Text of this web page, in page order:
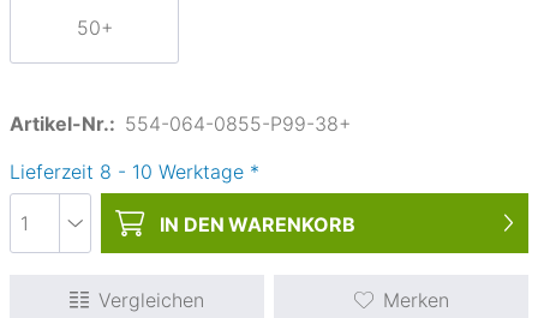
50+
Artikel-Nr.: 554-064-0855-P99-38+
Lieferzeit 8 - 10 Werktage *
IN DEN WARENKORB
Vergleichen Merken